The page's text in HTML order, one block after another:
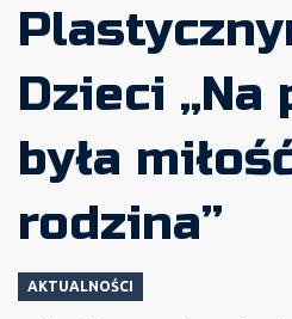
Dzieci „Na
była
rodzina”
AKTUALNOŚCI